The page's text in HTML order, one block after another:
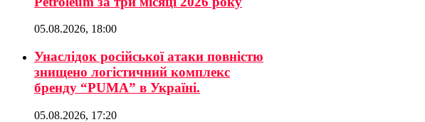
05.08.2026, 18:00
Унаслідок російської атаки повністю
знищено логістичний комплекс
бренду “PUMA” в Україні.
05.08.2026, 17:20